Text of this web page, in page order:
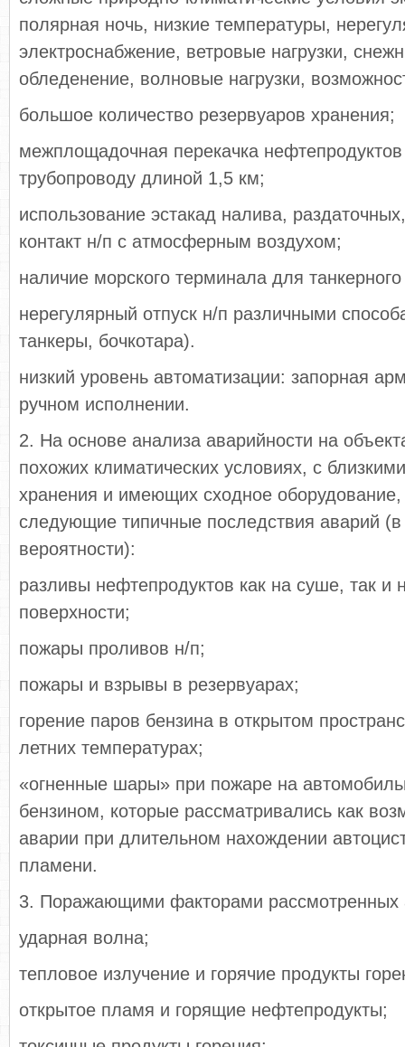
полярная ночь, низкие температуры,
электроснабжение, ветровые нагрузки,
обледенение, волновые нагрузки,
большое количество резервуаров хранения;
межплощадочная перекачка
трубопроводу длиной 1,5 км;
использование эстакад налива,
контакт н/п с атмосферным воздухом;
наличие морского терминала для
нерегулярный отпуск н/п различными
танкеры, бочкотара).
низкий уровень автоматизации: запорная
ручном исполнении.
2. На основе анализа аварийности на
похожих климатических условиях, с
хранения и имеющих сходное
следующие типичные последствия аварий
вероятности):
разливы нефтепродуктов как на суше, так и
поверхности;
пожары проливов н/п;
пожары и взрывы в резервуарах;
горение паров бензина в открытом
летних температурах;
«огненные шары» при пожаре на
бензином, которые рассматривались как
аварии при длительном нахождении
пламени.
3. Поражающими факторами рассмотренных
ударная волна;
тепловое излучение и горячие продукты
открытое пламя и горящие нефтепродукты;